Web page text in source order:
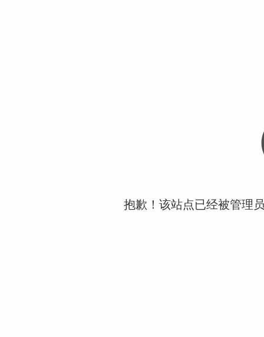
抱歉！该站点已经被管理